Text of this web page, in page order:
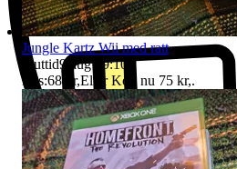
Jungle Kartz Wii med ratt
Sluttid9 aug 09:10
Pris:68 kr,Eller Köp nu 75 kr,.